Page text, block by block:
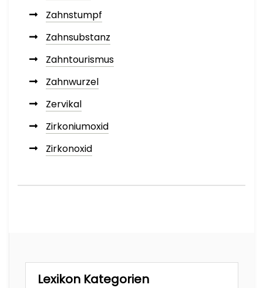
Zahnstumpf
Zahnsubstanz
Zahntourismus
Zahnwurzel
Zervikal
Zirkoniumoxid
Zirkonoxid
Lexikon Kategorien